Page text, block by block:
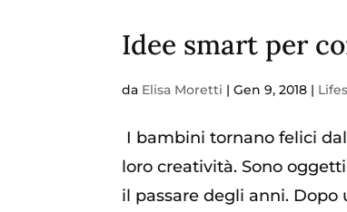
Idee smart per
da Elisa Moretti |Gen 9, 2018 |
I bambini tornano felici
loro creatività. Sono
il passare degli anni. Dopo